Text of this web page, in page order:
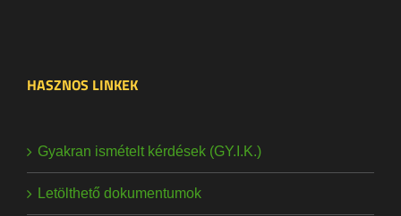
HASZNOS LINKEK
Gyakran ismételt kérdések (GY.I.K.)
Letölthető dokumentumok